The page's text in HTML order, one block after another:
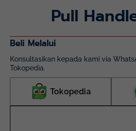
Pull
Beli Melalui
Konsultasikan kepada kami via
Tokopedia.
Tokopedia